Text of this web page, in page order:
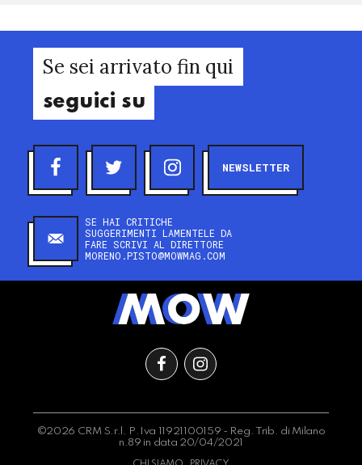
Se sei arrivato fin qui
seguici su
NEWSLETTER
SE HAI CRITICHE
SUGGERIMENTI LAMENTELE DA
FARE SCRIVI AL DIRETTORE
MORENO.PISTO@MOWMAG.COM
©2026 CRM S.r.l. P.Iva 11921100159 - Reg. Trib. di Milano
n.89 in data 20/04/2021